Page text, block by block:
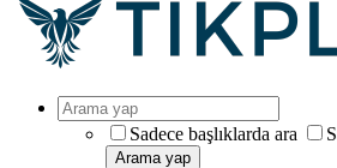
Sadece başlıklarda ara
Arama yap